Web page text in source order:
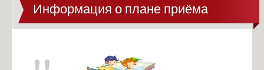
Информация о плане приёма